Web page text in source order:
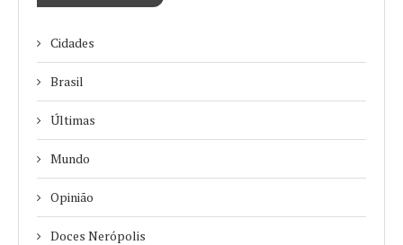
Cidades
Brasil
Últimas
Mundo
Opinião
Doces Nerópolis